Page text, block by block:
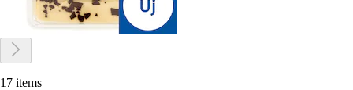
17 items